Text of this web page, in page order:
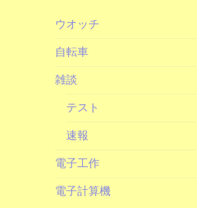
ウオッチ
自転車
雑談
テスト
速報
電子工作
電子計算機